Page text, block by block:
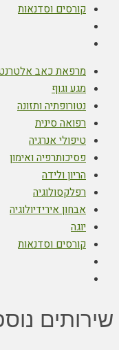
קורסים וסדנאות
מרפאת כאב
מגע וגוף
נטורופתיה ותזונה
רפואה סינית
טיפולי אנרגיה
פסיכותרפיה ואימון
הריון ולידה
רפלקסולוגיה
אבחון אירידיולוגיה
יוגה
קורסים וסדנאות
שירותים